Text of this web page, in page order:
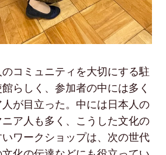
コミュニティを大切にする駐
らしく、参加者の中には多く
が目立った。中には日本人の
ア人も多く、こうした文化の
ワークショップは、次の世代